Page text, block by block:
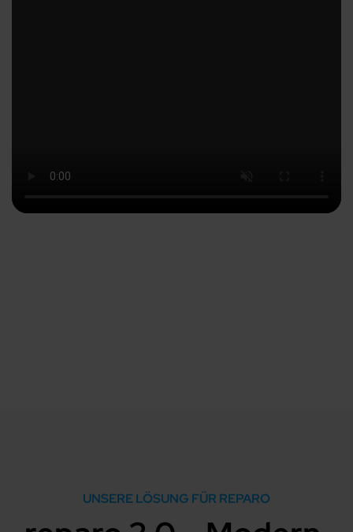
UNSERE LÖSUNG FÜR REPARO